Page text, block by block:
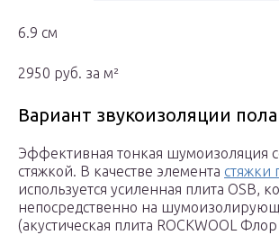
6.9 см
2950 руб. за м²
Вариант звукоизоляции
Эффективная тонкая шумоизоляция
стяжкой. В качестве элемента стяжки
используется усиленная плита OSB,
непосредственно на
(акустическая плита ROCKWOOL Флор